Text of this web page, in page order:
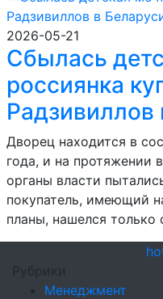
2026-05-21
Сбылась
россиянка
Радзивиллов
Дворец находится в
года, и на протяжении
органы власти
покупатель, имеющий
планы, нашелся только
Рубрики
Менеджмент